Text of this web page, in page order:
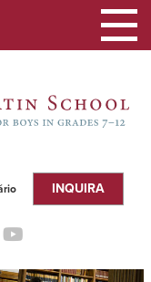
INQUIRA
a